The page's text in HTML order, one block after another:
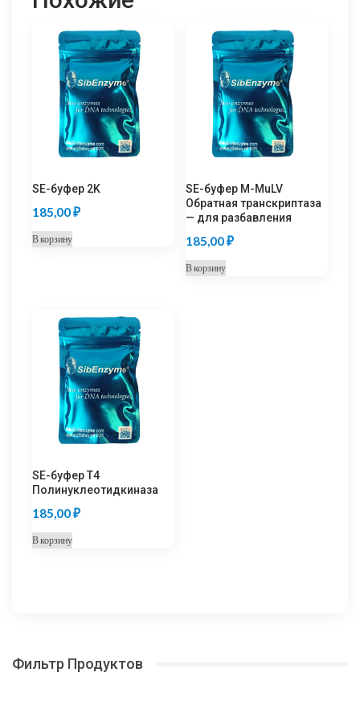
SE-буфер 2K
185,00₽
В корзину
SE-буфер M-MuLV
Обратная транскриптаза
— для разбавления
185,00₽
В корзину
SE-буфер Т4
Полинуклеотидкиназа
185,00₽
В корзину
Фильтр Продуктов